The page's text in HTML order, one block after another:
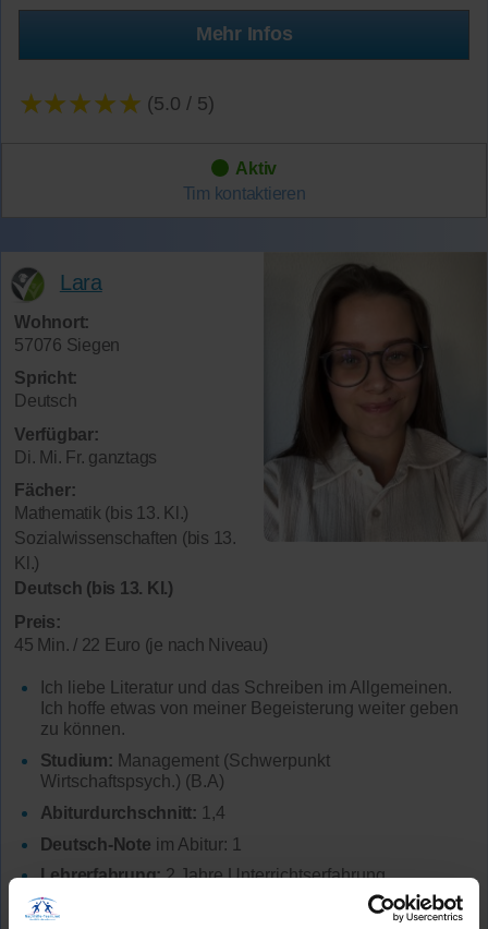
Mehr Infos
★★★★★ (5.0 / 5)
Aktiv
Tim kontaktieren
Lara
Wohnort:
57076 Siegen
Spricht:
Deutsch
Verfügbar:
Di. Mi. Fr. ganztags
Fächer:
Mathematik (bis 13. Kl.)
Sozialwissenschaften (bis 13.
Kl.)
Deutsch (bis 13. Kl.)
Preis:
45 Min. / 22 Euro (je nach Niveau)
Ich liebe Literatur und das Schreiben im Allgemeinen.
Ich hoffe etwas von meiner Begeisterung weiter geben
zu können.
Studium: Management (Schwerpunkt
Wirtschaftspsych.) (B.A)
Abiturdurchschnitt: 1,4
Deutsch-Note im Abitur: 1
Lehrerfahrung:2 Jahre Unterrichtserfahrung